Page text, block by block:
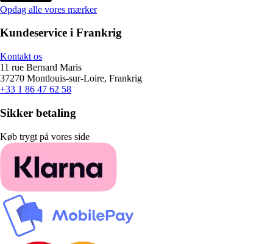
Opdag alle vores mærker
Kundeservice i Frankrig
Kontakt os
11 rue Bernard Maris
37270 Montlouis-sur-Loire, Frankrig
+33 1 86 47 62 58
Sikker betaling
Køb trygt på vores side